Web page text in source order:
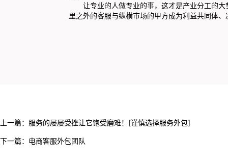
让专业的人做专业的事，这才是产业分工的大
里之外的客服与纵横市场的甲方成为利益共同体
上一篇： 服务的屡屡受挫让它饱受磨难！[谨慎选择服务外包]
下一篇： 电商客服外包团队